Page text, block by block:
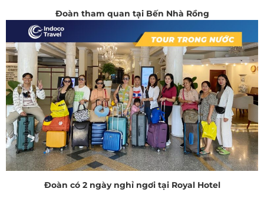
Đoàn tham quan tại Bến Nhà Rồng
Đoàn có 2 ngày nghỉ ngơi tại Royal Hotel